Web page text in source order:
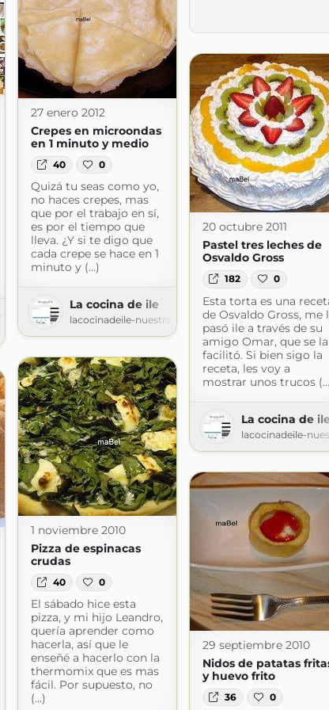
27 enero 2012
Crepes en microondas
en 1 minuto y medio
40 0
Quizá tu seas como yo,
no haces crepes, mas
que por el trabajo en sí,
es por el tiempo que
lleva. ¿Y si te digo que
cada crepe se hace en 1
minuto y (...)
La cocina de ile
lacocinadeile-nuestrasrecetas.blogspot.com
20 octubre 2011
Pastel tres leches de
Osvaldo Gross
182 0
Esta torta es una
de Osvaldo Gross, me
pasó ile a través de su
amigo Omar, que se la
facilitó. Si bien sigo la
receta, les voy a
mostrar unos trucos
La cocina de
lacocinadeile-
1 noviembre 2010
Pizza de espinacas
crudas
40 0
El sábado hice esta
pizza, y mi hijo Leandro,
quería aprender como
hacerla, así que le
enseñé a hacerlo con la
thermomix que es mas
fácil. Por supuesto, no
(...)
29 septiembre 2010
Nidos de patatas
y huevo frito
36 0